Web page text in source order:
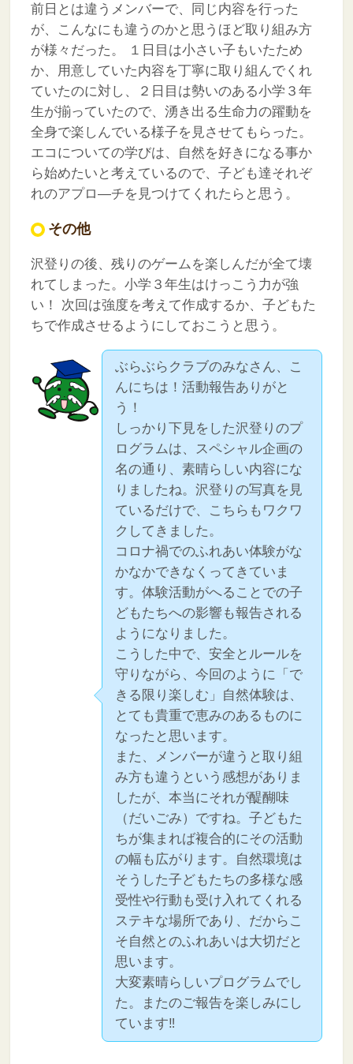
前日とは違うメンバーで、同じ内容を行った
が、こんなにも違うのかと思うほど取り組み方
が様々だった。
１日目は小さい子もいたため
か、用意していた内容を丁寧に取り組んでくれ
ていたのに対し、２日目は勢いのある小学３年
生が揃っていたので、湧き出る生命力の躍動を
全身で楽しんでいる様子を見させてもらった。
エコについての学びは、自然を好きになる事か
ら始めたいと考えているので、子ども達それぞ
れのアプロ―チを見つけてくれたらと思う。
その他
沢登りの後、残りのゲームを楽しんだが全て壊
れてしまった。小学３年生はけっこう力が強
い！
次回は強度を考えて作成するか、子どもた
ちで作成させるようにしておこうと思う。
ぶらぶらクラブのみなさん、こ
んにちは！活動報告ありがと
う！
しっかり下見をした沢登りのプ
ログラムは、スペシャル企画の
名の通り、素晴らしい内容にな
りましたね。沢登りの写真を見
ているだけで、こちらもワクワ
クしてきました。
コロナ禍でのふれあい体験がな
かなかできなくってきていま
す。体験活動がへることでの子
どもたちへの影響も報告される
ようになりました。
こうした中で、安全とルールを
守りながら、今回のように「で
きる限り楽しむ」自然体験は、
とても貴重で恵みのあるものに
なったと思います。
また、メンバーが違うと取り組
み方も違うという感想がありま
したが、本当にそれが醍醐味
（だいごみ）ですね。子どもた
ちが集まれば複合的にその活動
の幅も広がります。自然環境は
そうした子どもたちの多様な感
受性や行動も受け入れてくれる
ステキな場所であり、だからこ
そ自然とのふれあいは大切だと
思います。
大変素晴らしいプログラムでし
た。またのご報告を楽しみにし
ています‼